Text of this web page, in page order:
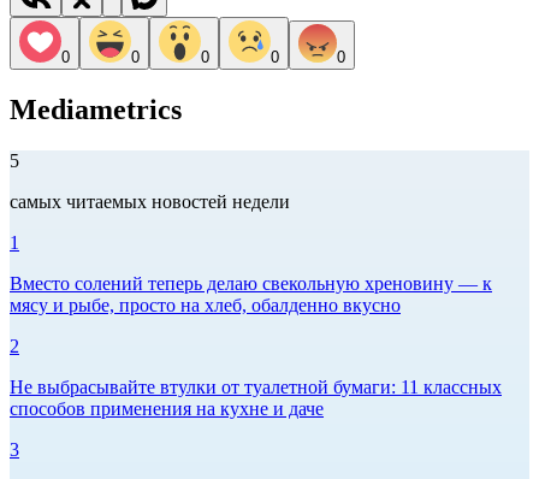
0 0 0 0 0
Mediametrics
5
самых читаемых новостей недели
1
Вместо солений теперь делаю свекольную хреновину — к
мясу и рыбе, просто на хлеб, обалденно вкусно
2
Не выбрасывайте втулки от туалетной бумаги: 11 классных
способов применения на кухне и даче
3